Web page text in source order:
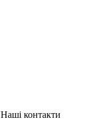
Наші контакти